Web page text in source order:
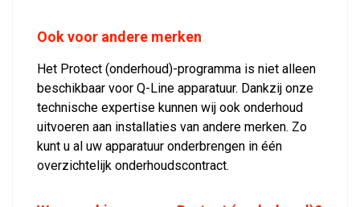
Ook voor andere merken
Het Protect (onderhoud)-programma is niet alleen
beschikbaar voor Q-Line apparatuur. Dankzij onze
technische expertise kunnen wij ook onderhoud
uitvoeren aan installaties van andere merken. Zo
kunt u al uw apparatuur onderbrengen in één
overzichtelijk onderhoudscontract.